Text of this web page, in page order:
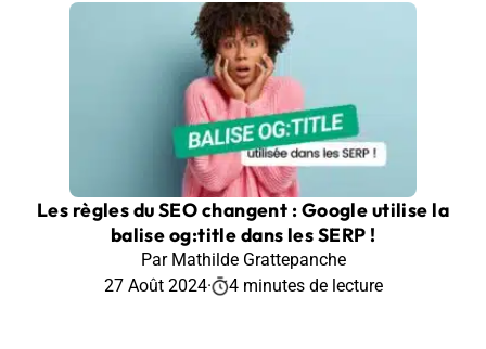
Les règles du SEO changent : Google utilise la
balise og:title dans les SERP !
Par Mathilde Grattepanche
27 Août 2024· 4 minutes de lecture